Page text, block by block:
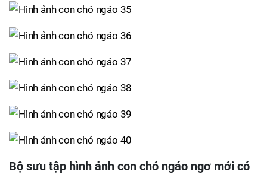
Bộ sưu tập hình ảnh con chó ngáo ngơ mới có